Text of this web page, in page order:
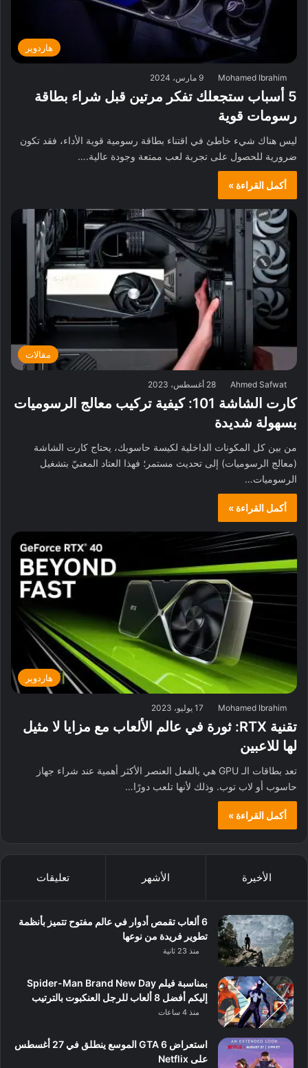
هاردوير
Mohamed Ibrahim 9 مارس، 2024
5 أسباب ستجعلك تفكر مرتين قبل شراء بطاقة
رسومات قوية
ليس هناك شيء خاطئ في اقتناء بطاقة رسومية قوية الأداء، فقد تكون
ضرورية للحصول على تجربة لعب ممتعة وجودة عالية.…
أكمل القراءة »
مقالات
Ahmed Safwat 28 أغسطس، 2023
كارت الشاشة 101: كيفية تركيب معالج الرسوميات
بسهولة شديدة
من بين كل المكونات الداخلية لكيسة حاسوبك، يحتاج كارت الشاشة
(معالج الرسوميات) إلى تحديث مستمر؛ فهذا العتاد المعنيّ بتشغيل
الرسوميات…
أكمل القراءة »
هاردوير
Mohamed Ibrahim 17 يوليو، 2023
تقنية RTX: ثورة في عالم الألعاب مع مزايا لا مثيل
لها للاعبين
تعد بطاقات الـ GPU هي بالفعل العنصر الأكثر أهمية عند شراء جهاز
حاسوب أو لاب توب. وذلك لأنها تلعب دورًا…
أكمل القراءة »
الأخيرة الأشهر تعليقات
6 ألعاب تقمص أدوار في عالم مفتوح تتميز بأنظمة
تطوير فريدة من نوعها
منذ 23 ثانية
بمناسبة فيلم Spider-Man Brand New Day
إليكم أفضل 8 ألعاب للرجل العنكبوت بالترتيب
منذ 4 ساعات
استعراض GTA 6 الموسع ينطلق في 27 أغسطس
على Netflix